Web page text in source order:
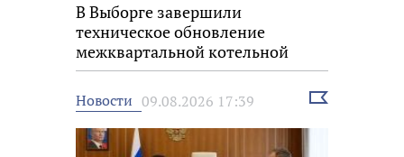
В Выборге завершили
техническое обновление
межквартальной котельной
Новости 09.08.2026 17:39
Выбрать